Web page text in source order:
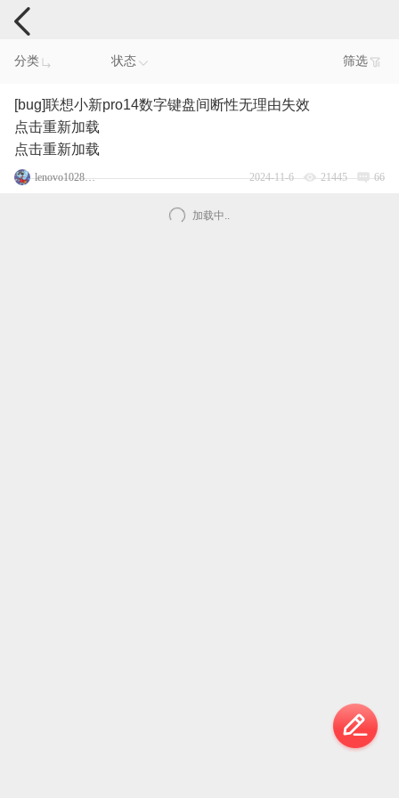
电脑反馈
分类 状态 筛选
[bug]联想小新pro14数字键盘间断性无理由失效
点击重新加载
点击重新加载
lenovo102853686 2024-11-6 21445 66
加载中..